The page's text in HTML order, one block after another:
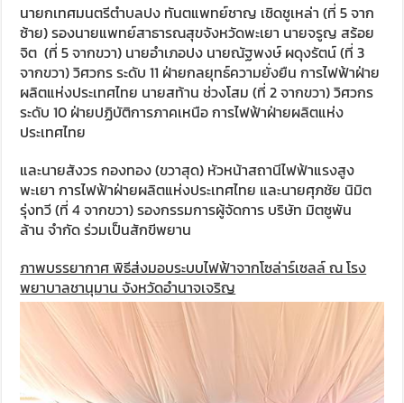
นายกเทศมนตรีตำบลปง ทันตแพทย์ชาญ เชิดชูเหล่า (ที่ 5 จาก
ซ้าย) รองนายแพทย์สาธารณสุขจังหวัดพะเยา นายจรูญ สร้อย
จิต (ที่ 5 จากขวา) นายอำเภอปง นายณัฐพงษ์ ผดุงรัตน์ (ที่ 3
จากขวา) วิศวกร ระดับ 11 ฝ่ายกลยุทธ์ความยั่งยืน การไฟฟ้าฝ่าย
ผลิตแห่งประเทศไทย นายสท้าน ช่วงโสม (ที่ 2 จากขวา) วิศวกร
ระดับ 10 ฝ่ายปฏิบัติการภาคเหนือ การไฟฟ้าฝ่ายผลิตแห่ง
ประเทศไทย
และนายสังวร กองทอง (ขวาสุด) หัวหน้าสถานีไฟฟ้าแรงสูง
พะเยา การไฟฟ้าฝ่ายผลิตแห่งประเทศไทย และนายศุภชัย นิมิต
รุ่งทวี (ที่ 4 จากขวา) รองกรรมการผู้จัดการ บริษัท มิตซูพัน
ล้าน จำกัด ร่วมเป็นสักขีพยาน
ภาพบรรยากาศ พิธีส่งมอบระบบไฟฟ้าจากโซล่าร์เซลล์ ณ โรง
พยาบาลชานุมาน จังหวัดอำนาจเจริญ